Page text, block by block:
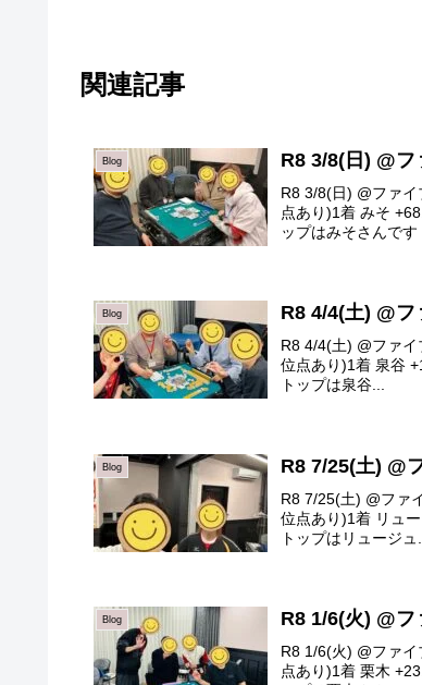
関連記事
Blog R8 3/8(日) @
R8 3/8(日) @ファ
点あり)1着 みそ
ップはみそさんです
Blog R8 4/4(土) @
R8 4/4(土) @ファ
位点あり)1着 泉谷
トップは泉谷...
Blog R8 7/25(土) @
R8 7/25(土) @ファ
位点あり)1着 リュ
トップはリュージュ...
Blog R8 1/6(火) @
R8 1/6(火) @ファ
点あり)1着 栗木